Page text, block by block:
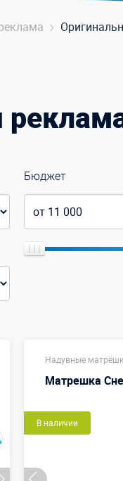
Бюджет
Надувные
Матрешка
В наличии